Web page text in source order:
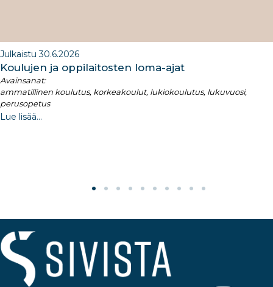
Julkaistu 30.6.2026
Koulujen ja oppilaitosten loma-ajat​
Avainsanat:
ammatillinen koulutus, korkeakoulut, lukiokoulutus, lukuvuosi,
perusopetus
Lue lisää...